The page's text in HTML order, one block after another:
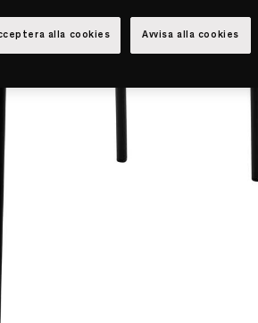
Avvisa alla cookies
alla cookies